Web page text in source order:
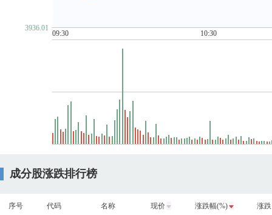
3936.01
09:30 10:30
成分股涨跌排行榜
序号 代码 名称 现价 涨跌幅(%) 涨跌